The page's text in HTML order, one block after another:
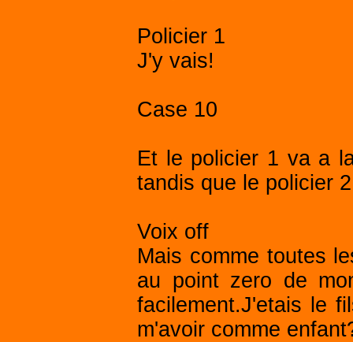
Policier 1
J'y vais!
Case 10
Et le policier 1 va a
tandis que le policier
Voix off
Mais comme toutes
au point zero de
facilement.J'etais le
m'avoir comme